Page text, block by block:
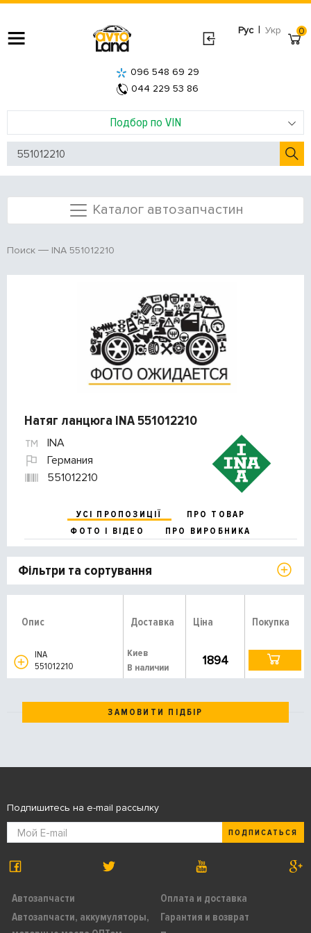
Рус | Укр
Подбор по VIN
096 548 69 29
044 229 53 86
0
Каталог автозапчастин
Поиск INA 551012210
Натяг ланцюга INA 551012210
INA
Германия
551012210
УСІ ПРОПОЗИЦІЇ
ПРО ТОВАР
ФОТО І ВІДЕО
ПРО ВИРОБНИКА
Фільтри та сортування
Опис Доставка Ціна Покупка
INA
551012210
Киев
В наличии
1894
ЗАМОВИТИ ПІДБІР
Автозапчасти
Автозапчасти, аккумуляторы,
Оплата и доставка
Гарантия и возврат
Подпишитесь на e-mail рассылку
ПОДПИСАТЬСЯ